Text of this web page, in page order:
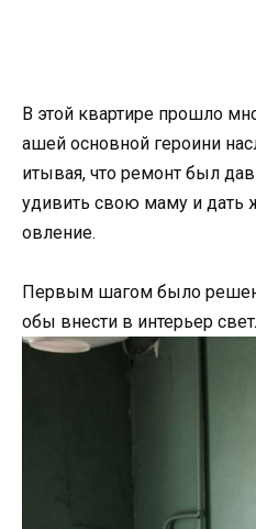
В этой квартире прошло
ашей основной героини
итывая, что ремонт был
удивить свою маму и дать
овление.
Первым шагом было
обы внести в интерьер